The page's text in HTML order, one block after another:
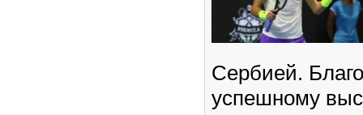
Сербией.
успешному